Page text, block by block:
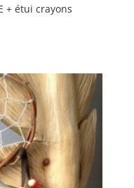
+ étui crayons